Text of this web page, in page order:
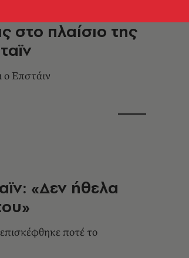
τρεις
στο πλαίσιο της
ο Επστάιν
«Δεν ήθελα
ποτέ το